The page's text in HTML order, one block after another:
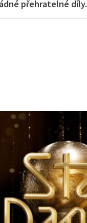
přehratelné díly.